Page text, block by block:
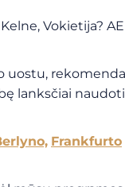
Vokietija?
uostu,
lanksčiai
Frankfurto